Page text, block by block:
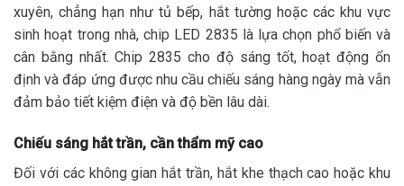
xuyên, chẳng hạn như tủ bếp, hắt tường hoặc các khu vực
sinh hoạt trong nhà, chip LED 2835 là lựa chọn phổ biến và
cân bằng nhất. Chip 2835 cho độ sáng tốt, hoạt động ổn
định và đáp ứng được nhu cầu chiếu sáng hàng ngày mà vẫn
đảm bảo tiết kiệm điện và độ bền lâu dài.
Chiếu sáng hắt trần, cần thẩm mỹ cao
Đối với các không gian hắt trần, hắt khe thạch cao hoặc khu